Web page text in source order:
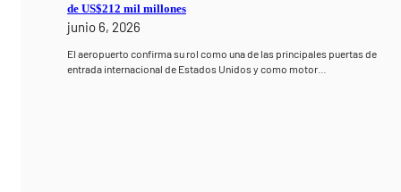
de US$212 mil millones
junio 6, 2026
El aeropuerto confirma su rol como una de las principales puertas de
entrada internacional de Estados Unidos y como motor…